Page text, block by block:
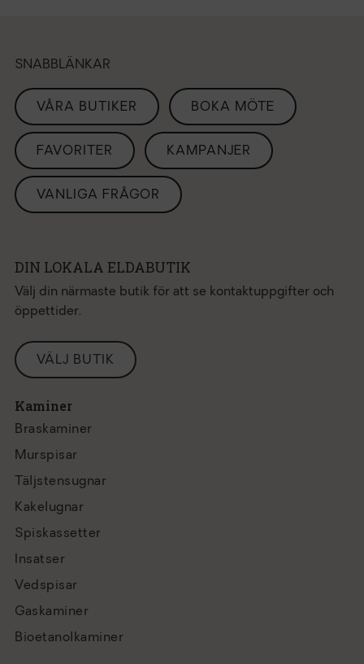
SNABBLÄNKAR
VÅRA BUTIKER BOKA MÖTE
FAVORITER KAMPANJER
VANLIGA FRÅGOR
DIN LOKALA ELDABUTIK
Välj din närmaste butik för att se kontaktuppgifter och
öppettider.
VÄLJ BUTIK
Kaminer
Braskaminer
Murspisar
Täljstensugnar
Kakelugnar
Spiskassetter
Insatser
Vedspisar
Gaskaminer
Bioetanolkaminer